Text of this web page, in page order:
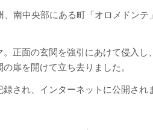
南中央部にある町「オロメドンテ
正面の玄関を強引にあけて侵入し
扉を開けて立ち去りました。
され、インターネットに公開され